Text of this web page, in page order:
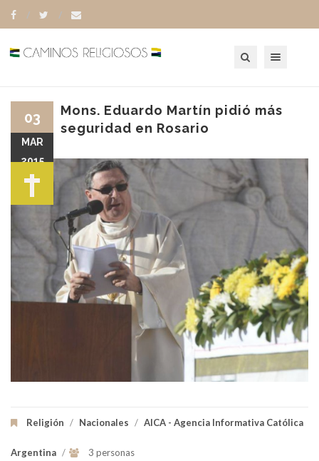
Mons. Eduardo Martín pidió más
seguridad en Rosario
Religión / Nacionales / AICA - Agencia Informativa Católica
Argentina / 3 personas
03
MAR
2015